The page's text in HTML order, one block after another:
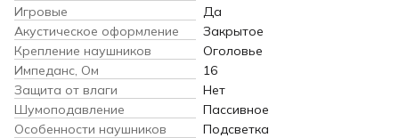
Игровые
Да
Акустическое оформление
Закрытое
Крепление наушников
Оголовье
Импеданс, Ом
16
Защита от влаги
Нет
Шумоподавление
Пассивное
Особенности наушников
Подсветка